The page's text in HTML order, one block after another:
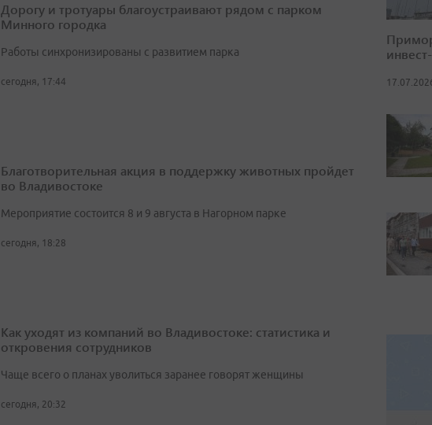
Дорогу и тротуары благоустраивают рядом с парком
Минного городка
Работы синхронизированы с развитием парка
сегодня, 17:44
Благотворительная акция в поддержку животных пройдет
во Владивостоке
Мероприятие состоится 8 и 9 августа в Нагорном парке
сегодня, 18:28
Как уходят из компаний во Владивостоке: статистика и
откровения сотрудников
Чаще всего о планах уволиться заранее говорят женщины
сегодня, 20:32